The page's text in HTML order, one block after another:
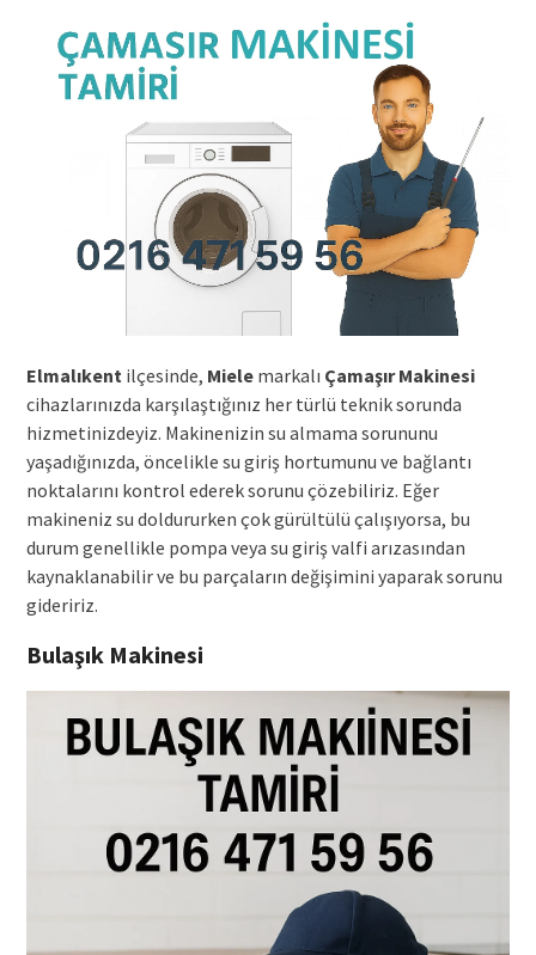
Elmalıkent ilçesinde, Mielemarkalı Çamaşır Makinesi
cihazlarınızda karşılaştığınız her türlü teknik sorunda
hizmetinizdeyiz. Makinenizin su almama sorununu
yaşadığınızda, öncelikle su giriş hortumunu ve bağlantı
noktalarını kontrol ederek sorunu çözebiliriz. Eğer
makineniz su doldururken çok gürültülü çalışıyorsa, bu
durum genellikle pompa veya su giriş valfi arızasından
kaynaklanabilir ve bu parçaların değişimini yaparak sorunu
gideririz.
Bulaşık Makinesi